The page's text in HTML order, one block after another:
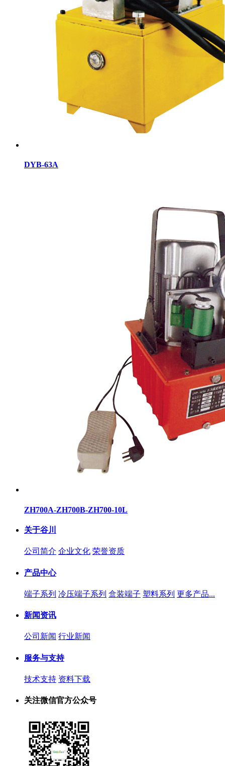
DYB-63A
ZH700A-ZH700B-ZH700-10L
关于谷川
公司简介 企业文化 荣誉资质
产品中心
端子系列 冷压端子系列 盒装端子 塑料系列 更多产品...
新闻资讯
公司新闻 行业新闻
服务与支持
技术支持 资料下载
关注微信官方公众号